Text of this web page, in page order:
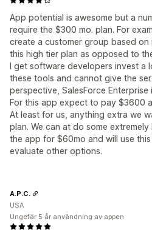
App potential is awesome but a
require the $300 mo. plan. For
create a customer group based
this high tier plan as opposed to
I get software developers invest
these tools and cannot give the
perspective, SalesForce
For this app expect to pay $3600
At least for us, anything extra we
plan. We can at do some
the app for $60mo and will use
evaluate other options.
A.P.C.
USA
Ungefär 5 år användning av appen